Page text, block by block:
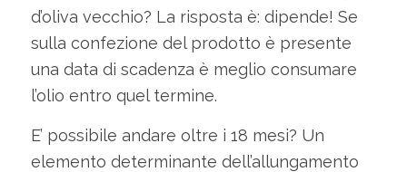
d’oliva vecchio? La risposta è: dipende! Se
sulla confezione del prodotto è presente
una data di scadenza è meglio consumare
l’olio entro quel termine.
E’ possibile andare oltre i 18 mesi? Un
elemento determinante dell’allungamento